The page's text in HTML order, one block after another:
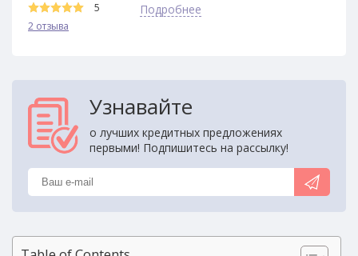
5
2 отзыва
Подробнее
Узнавайте
о лучших кредитных предложениях
первыми! Подпишитесь на рассылку!